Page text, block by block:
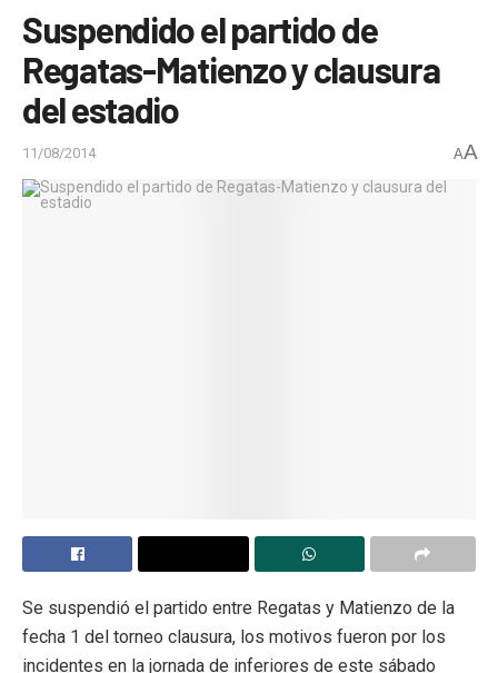
Suspendido el partido de
Regatas-Matienzo y clausura
del estadio
11/08/2014 AA
Se suspendió el partido entre Regatas y Matienzo de la
fecha 1 del torneo clausura, los motivos fueron por los
incidentes en la jornada de inferiores de este sábado